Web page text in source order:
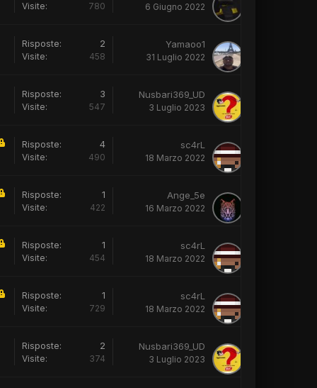
Visite: 780 6 Giugno 2022
Risposte: 2
Visite: 458
Yamaoo1
31 Luglio 2022
Risposte: 3
Visite: 547
Nusbari369_UD
3 Luglio 2023
Risposte: 4
Visite: 490
sc4rL
18 Marzo 2022
Risposte: 1
Visite: 422
Ange_5e
16 Marzo 2022
Risposte: 1
Visite: 454
sc4rL
18 Marzo 2022
Risposte: 1
Visite: 729
sc4rL
18 Marzo 2022
Risposte: 2
Visite: 374
Nusbari369_UD
3 Luglio 2023